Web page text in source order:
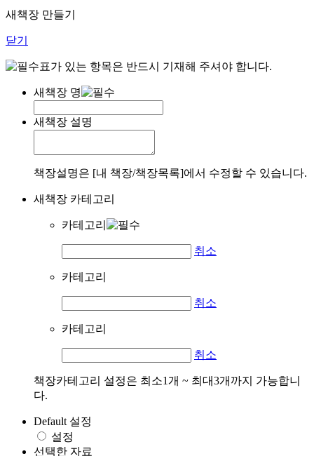
새책장 만들기
닫기
표가 있는 항목은 반드시 기재해 주셔야 합니다.
새책장 명
새책장 설명
책장설명은 [내 책장/책장목록]에서 수정할 수 있습니다.
새책장 카테고리
카테고리
취소
카테고리
취소
카테고리
취소
책장카테고리 설정은 최소1개 ~ 최대3개까지 가능합니
다.
Default 설정
설정
선택한 자료